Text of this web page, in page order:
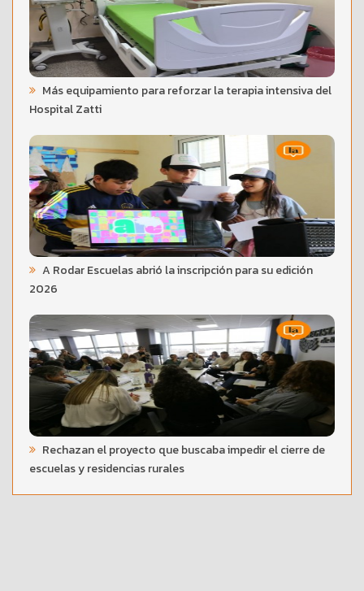
Más equipamiento para reforzar la terapia intensiva del
Hospital Zatti
A Rodar Escuelas abrió la inscripción para su edición
2026
Rechazan el proyecto que buscaba impedir el cierre de
escuelas y residencias rurales